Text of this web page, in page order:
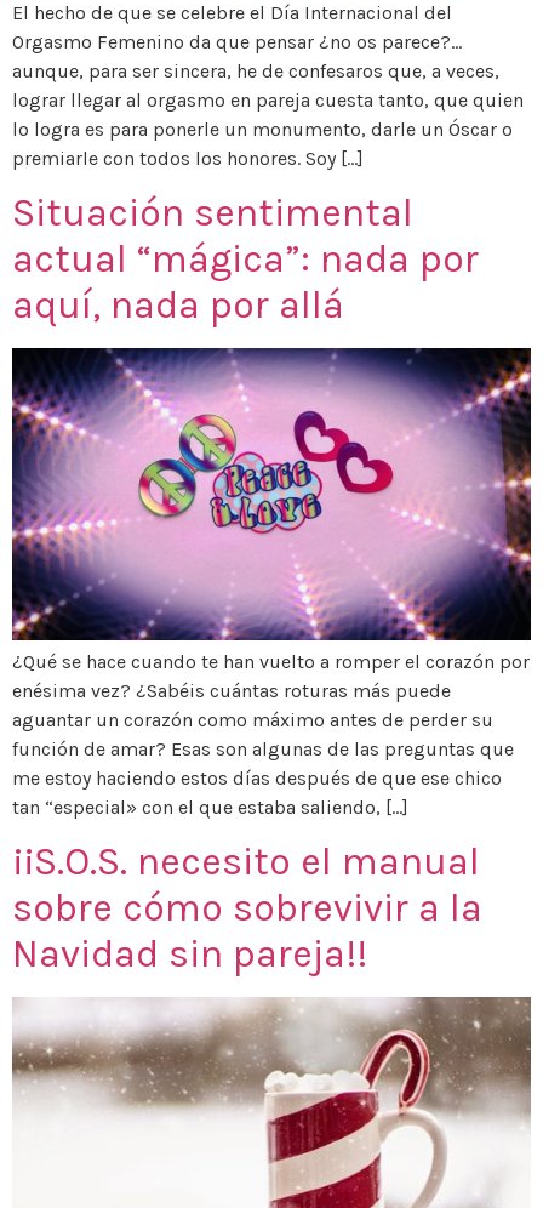
El hecho de que se celebre el Día Internacional del
Orgasmo Femenino da que pensar ¿no os parece?…
aunque, para ser sincera, he de confesaros que, a veces,
lograr llegar al orgasmo en pareja cuesta tanto, que quien
lo logra es para ponerle un monumento, darle un Óscar o
premiarle con todos los honores. Soy […]
Situación sentimental
actual “mágica”: nada por
aquí, nada por allá
¿Qué se hace cuando te han vuelto a romper el corazón por
enésima vez? ¿Sabéis cuántas roturas más puede
aguantar un corazón como máximo antes de perder su
función de amar? Esas son algunas de las preguntas que
me estoy haciendo estos días después de que ese chico
tan “especial» con el que estaba saliendo, […]
¡¡S.O.S. necesito el manual
sobre cómo sobrevivir a la
Navidad sin pareja!!